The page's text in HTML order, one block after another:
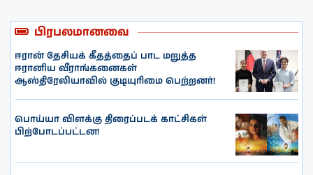
பிரபலமானவை
ஈரான் தேசியக் கீதத்தைப் பாட மறுத்த
ஈரானிய வீராங்கனைகள்
ஆஸ்திரேலியாவில் குடியுரிமை பெற்றனர்!
பொய்யா விளக்கு திரைப்படக் காட்சிகள்
பிற்போடப்பட்டன!